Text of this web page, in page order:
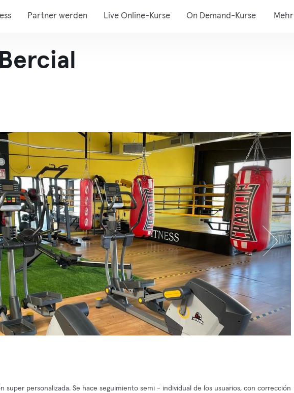
Partner werden Live Online-Kurse On Demand-Kurse Mehr
super personalizada. Se hace seguimiento semi - individual de los usuarios, con corrección